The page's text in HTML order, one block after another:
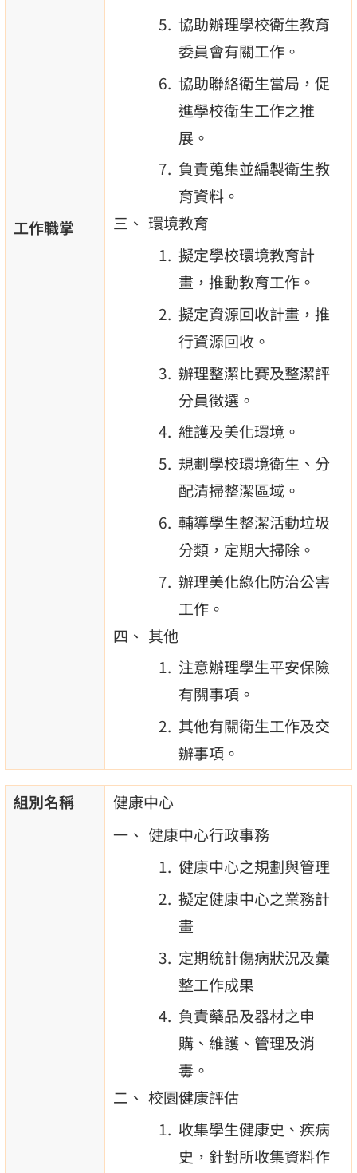
工作職掌
協助辦理學校衛生教育
委員會有關工作。
協助聯絡衛生當局，促
進學校衛生工作之推
展。
負責蒐集並編製衛生教
育資料。
環境教育
擬定學校環境教育計
畫，推動教育工作。
擬定資源回收計畫，推
行資源回收。
辦理整潔比賽及整潔評
分員徵選。
維護及美化環境。
規劃學校環境衛生、分
配清掃整潔區域。
輔導學生整潔活動垃圾
分類，定期大掃除。
辦理美化綠化防治公害
工作。
其他
注意辦理學生平安保險
有關事項。
其他有關衛生工作及交
辦事項。
組別名稱
健康中心
健康中心行政事務
健康中心之規劃與管理
擬定健康中心之業務計
畫
定期統計傷病狀況及彙
整工作成果
負責藥品及器材之申
購、維護、管理及消
毒。
校園健康評估
收集學生健康史、疾病
史，針對所收集資料作